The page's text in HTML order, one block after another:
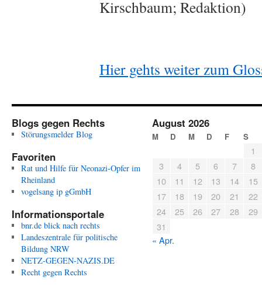
Kirschbaum; Redaktion)
Hier gehts weiter zum
Blogs gegen Rechts
Störungsmelder Blog
Favoriten
Rat und Hilfe für Neonazi-Opfer im
Rheinland
vogelsang ip gGmbH
Informationsportale
bnr.de blick nach rechts
Landeszentrale für politische
Bildung NRW
NETZ-GEGEN-NAZIS.DE
Recht gegen Rechts
August 2026
M D M D F S
1
3
4 5 6 7
8
10
11 12 13 14
15
17
18 19 20 21
22
24
25 26 27 28
29
31
« Apr.